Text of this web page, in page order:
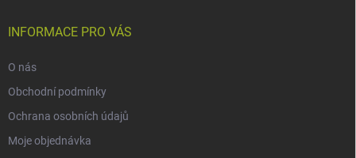
INFORMACE PRO VÁS
O nás
Obchodní podmínky
Ochrana osobních údajů
Moje objednávka